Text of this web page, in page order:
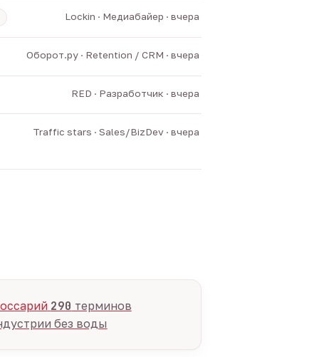
Lockin · Медиабайер · вчера
Оборот.ру · Retention / CRM · вчера
RED · Разработчик · вчера
Traffic stars · Sales/BizDev · вчера
290 терминов
без воды